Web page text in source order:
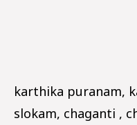
karthika puranam,
slokam, chaganti ,